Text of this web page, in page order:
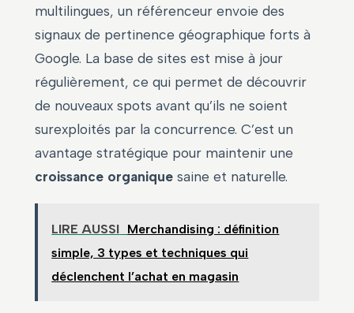
multilingues, un référenceur envoie des
signaux de pertinence géographique forts à
Google. La base de sites est mise à jour
régulièrement, ce qui permet de découvrir
de nouveaux spots avant qu’ils ne soient
surexploités par la concurrence. C’est un
avantage stratégique pour maintenir une
croissance organique saine et naturelle.
LIRE AUSSI Merchandising : définition
simple, 3 types et techniques qui
déclenchent l’achat en magasin